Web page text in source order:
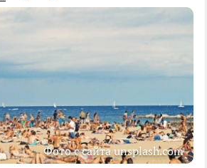
Фото с сайта unsplash.com